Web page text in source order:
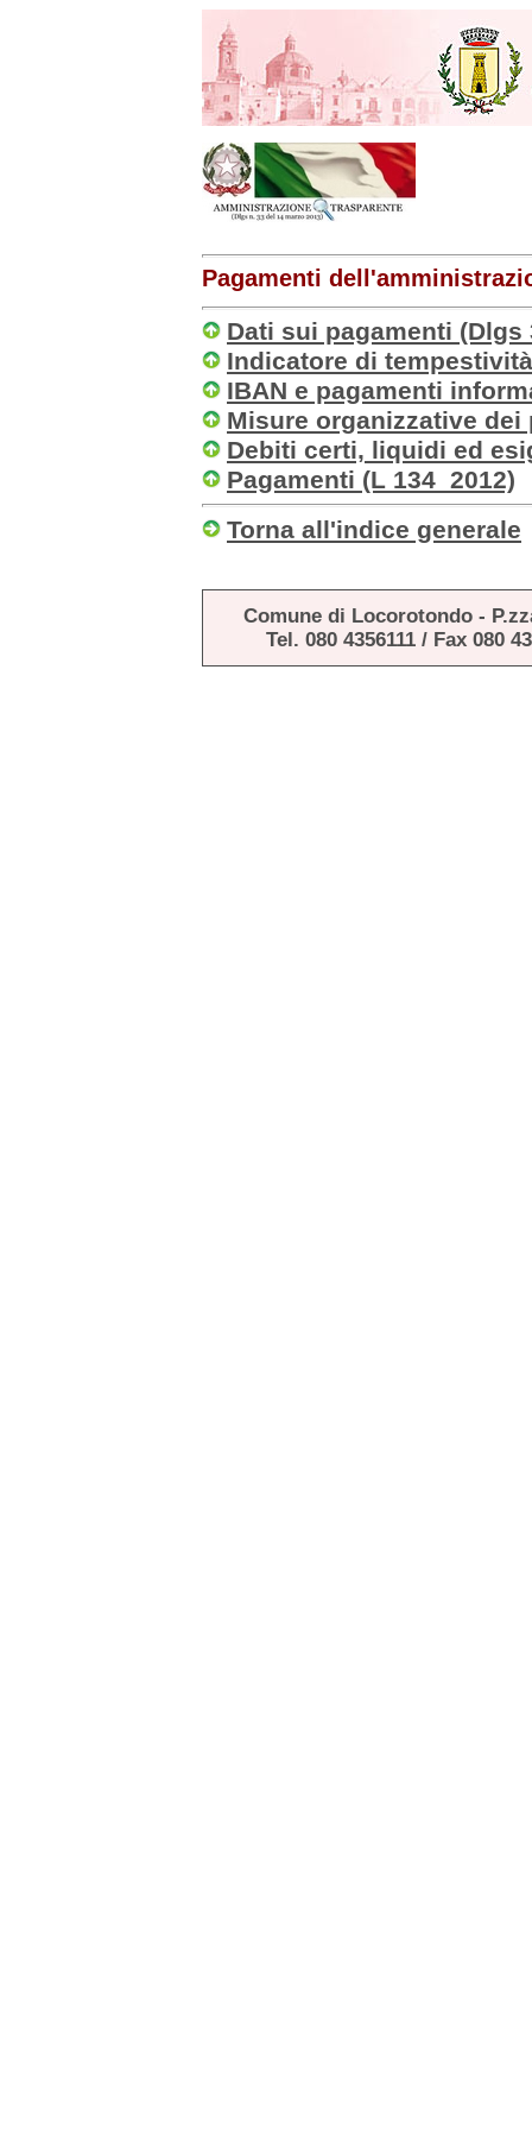
Pagamenti
Dati sui pagamenti (Dlgs
Indicatore di
IBAN e pagamenti
Misure organizzative dei
Debiti certi, liquidi ed
Pagamenti (L 134_2012)
Torna all'indice generale
Comune di Locorotondo -
Tel. 080 4356111 / Fax 080